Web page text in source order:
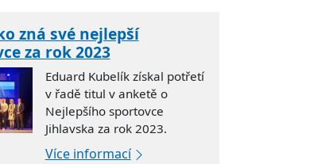
zná své nejlepší
za rok 2023
Eduard Kubelík získal potřetí
v řadě titul v anketě o
Nejlepšího sportovce
Jihlavska za rok 2023.
Více informací